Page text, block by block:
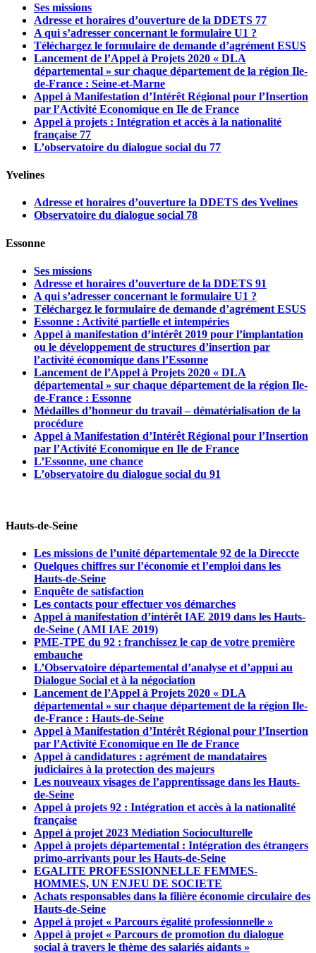
Ses missions
Adresse et horaires d’ouverture de la DDETS 77
A qui s’adresser concernant le formulaire U1 ?
Téléchargez le formulaire de demande d’agrément ESUS
Lancement de l’Appel à Projets 2020 « DLA
départemental » sur chaque département de la région Ile-
de-France : Seine-et-Marne
Appel à Manifestation d’Intérêt Régional pour l’Insertion
par l’Activité Economique en Ile de France
Appel à projets : Intégration et accès à la nationalité
française 77
L’observatoire du dialogue social du 77
Yvelines
Adresse et horaires d’ouverture la DDETS des Yvelines
Observatoire du dialogue social 78
Essonne
Ses missions
Adresse et horaires d’ouverture de la DDETS 91
A qui s’adresser concernant le formulaire U1 ?
Téléchargez le formulaire de demande d’agrément ESUS
Essonne : Activité partielle et intempéries
Appel à manifestation d’intérêt 2019 pour l’implantation
ou le développement de structures d’insertion par
l’activité économique dans l’Essonne
Lancement de l’Appel à Projets 2020 « DLA
départemental » sur chaque département de la région Ile-
de-France : Essonne
Médailles d’honneur du travail – dématérialisation de la
procédure
Appel à Manifestation d’Intérêt Régional pour l’Insertion
par l’Activité Economique en Ile de France
L’Essonne, une chance
L’observatoire du dialogue social du 91
Hauts-de-Seine
Les missions de l’unité départementale 92 de la Direccte
Quelques chiffres sur l’économie et l’emploi dans les
Hauts-de-Seine
Enquête de satisfaction
Les contacts pour effectuer vos démarches
Appel à manifestation d’intérêt IAE 2019 dans les Hauts-
de-Seine ( AMI IAE 2019)
PME-TPE du 92 : franchissez le cap de votre première
embauche
L’Observatoire départemental d’analyse et d’appui au
Dialogue Social et à la négociation
Lancement de l’Appel à Projets 2020 « DLA
départemental » sur chaque département de la région Ile-
de-France : Hauts-de-Seine
Appel à Manifestation d’Intérêt Régional pour l’Insertion
par l’Activité Economique en Ile de France
Appel à candidatures : agrément de mandataires
judiciaires à la protection des majeurs
Les nouveaux visages de l’apprentissage dans les Hauts-
de-Seine
Appel à projets 92 : Intégration et accès à la nationalité
française
Appel à projet 2023 Médiation Socioculturelle
Appel à projets départemental : Intégration des étrangers
primo-arrivants pour les Hauts-de-Seine
EGALITE PROFESSIONNELLE FEMMES-
HOMMES, UN ENJEU DE SOCIETE
Achats responsables dans la filière économie circulaire des
Hauts-de-Seine
Appel à projet « Parcours égalité professionnelle »
Appel à projet « Parcours de promotion du dialogue
social à travers le thème des salariés aidants »